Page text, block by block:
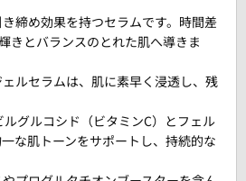
締め効果を持つセラムです。時間差
きとバランスのとれた肌へ導きま
ルセラムは、肌に素早く浸透し、残
グルコシド（ビタミンC）とフェル
な肌トーンをサポートし、持続的な